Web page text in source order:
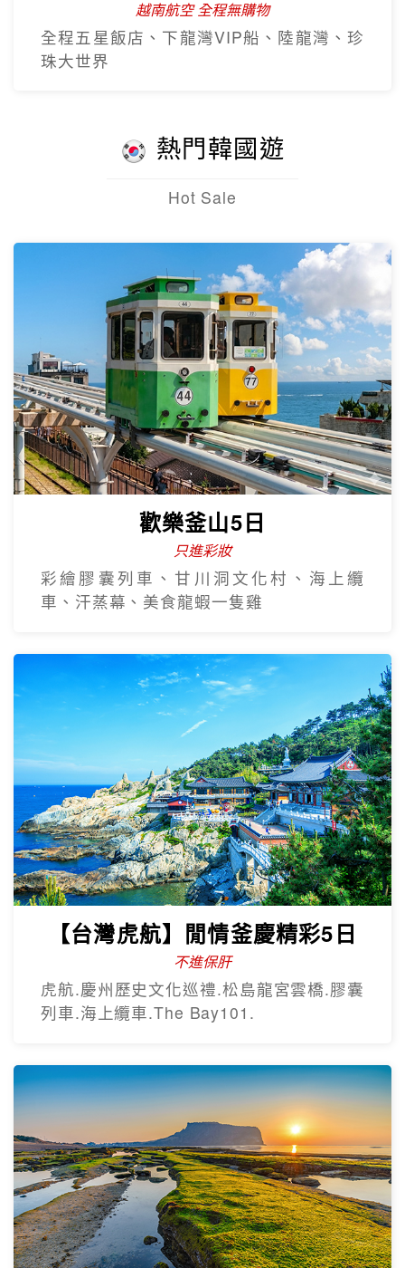
越南全覽~北越.中越.南越全覽9
日
越南航空早去晚回
北越雙龍灣、峴港巴拿山、順化、古芝地
道、美托生態
早去晚回~5星北越下龍灣豪華五
日
越南航空 全程無購物
全程五星飯店、下龍灣VIP船、陸龍灣、珍
珠大世界
熱門韓國遊
Hot Sale
歡樂釜山5日
只進彩妝